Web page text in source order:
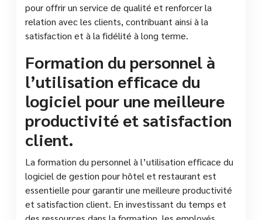
pour offrir un service de qualité et renforcer la
relation avec les clients, contribuant ainsi à la
satisfaction et à la fidélité à long terme.
Formation du personnel à
l’utilisation efficace du
logiciel pour une meilleure
productivité et satisfaction
client.
La formation du personnel à l’utilisation efficace du
logiciel de gestion pour hôtel et restaurant est
essentielle pour garantir une meilleure productivité
et satisfaction client. En investissant du temps et